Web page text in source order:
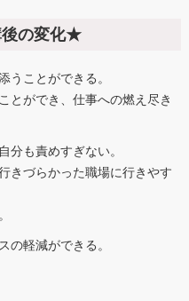
の変化★
うことができる。
とができ、仕事への燃え尽き
も責めすぎない。
きづらかった職場に行きやす
の軽減ができる。